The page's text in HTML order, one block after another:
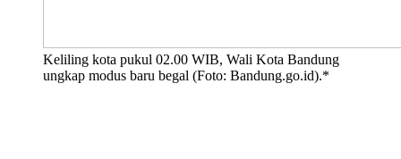
Keliling kota pukul 02.00 WIB, Wali Kota Bandung
ungkap modus baru begal (Foto: Bandung.go.id).*